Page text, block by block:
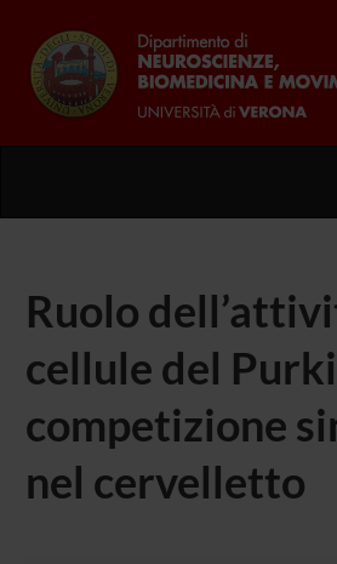
Ruolo
cellule del
competizione
nel cervelletto